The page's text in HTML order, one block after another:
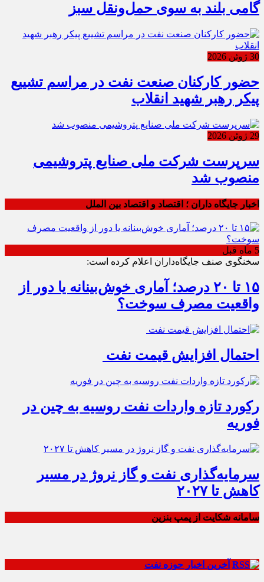
گامی بلند به سوی حمل‌ونقل سبز
30 ژوئن 2026
حضور کارکنان صنعت نفت در مراسم تشییع
پیکر رهبر شهید انقلاب
29 ژوئن 2026
سرپرست شرکت ملی صنایع پتروشیمی
منصوب شد
اخبار جایگاه داران ؛ اقتصاد و اقتصاد بین الملل
5 ماه قبل
سخنگوی صنف جایگاه‌داران اعلام کرده است:
۱۵ تا ۲۰ درصد؛ آماری خوش‌بینانه یا دور از
واقعیت مصرف سوخت؟
احتمال افزایش قیمت نفت
رکورد تازه واردات نفت روسیه به چین در
فوریه
سرمایه‌گذاری نفت و گاز نروژ در مسیر
کاهش تا ۲۰۲۷
سامانه شکایت از پمپ بنزین
آخرین اخبار حوزه نفت